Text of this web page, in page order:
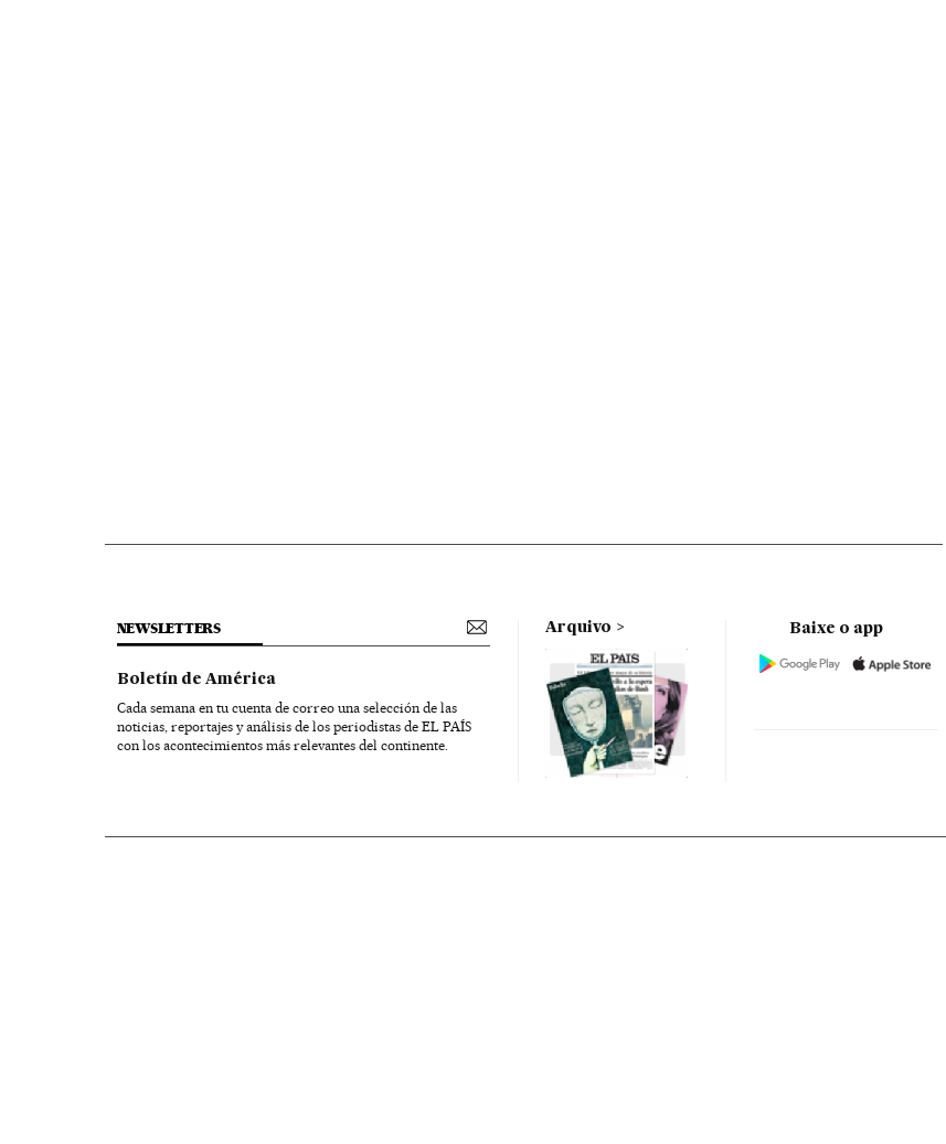
NEWSLETTERS
Boletín de América
Cada semana en tu cuenta de correo una selección de las
noticias, reportajes y análisis de los periodistas de EL PAÍS
con los acontecimientos más relevantes del continente.
Arquivo Baixe o app